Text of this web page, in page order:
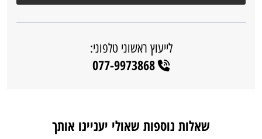
לייעוץ ראשוני טלפוני:
077-9973868
שאלות נוספות שאולי יעניינו אותך